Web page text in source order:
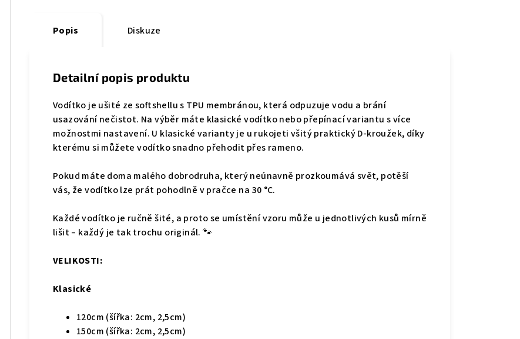
Popis Diskuze
Detailní popis produktu
Vodítko je ušité ze softshellu s TPU membránou, která odpuzuje vodu a brání
usazování nečistot. Na výběr máte klasické vodítko nebo přepínací variantu s více
možnostmi nastavení. U klasické varianty je u rukojeti všitý praktický D-kroužek, díky
kterému si můžete vodítko snadno přehodit přes rameno.
Pokud máte doma malého dobrodruha, který neúnavně prozkoumává svět, potěší
vás, že vodítko lze prát pohodlně v pračce na 30 °C.
Každé vodítko je ručně šité, a proto se umístění vzoru může u jednotlivých kusů mírně
lišit – každý je tak trochu originál. 🐾
VELIKOSTI:
Klasické
120cm (šířka: 2cm, 2,5cm)
150cm (šířka: 2cm, 2,5cm)